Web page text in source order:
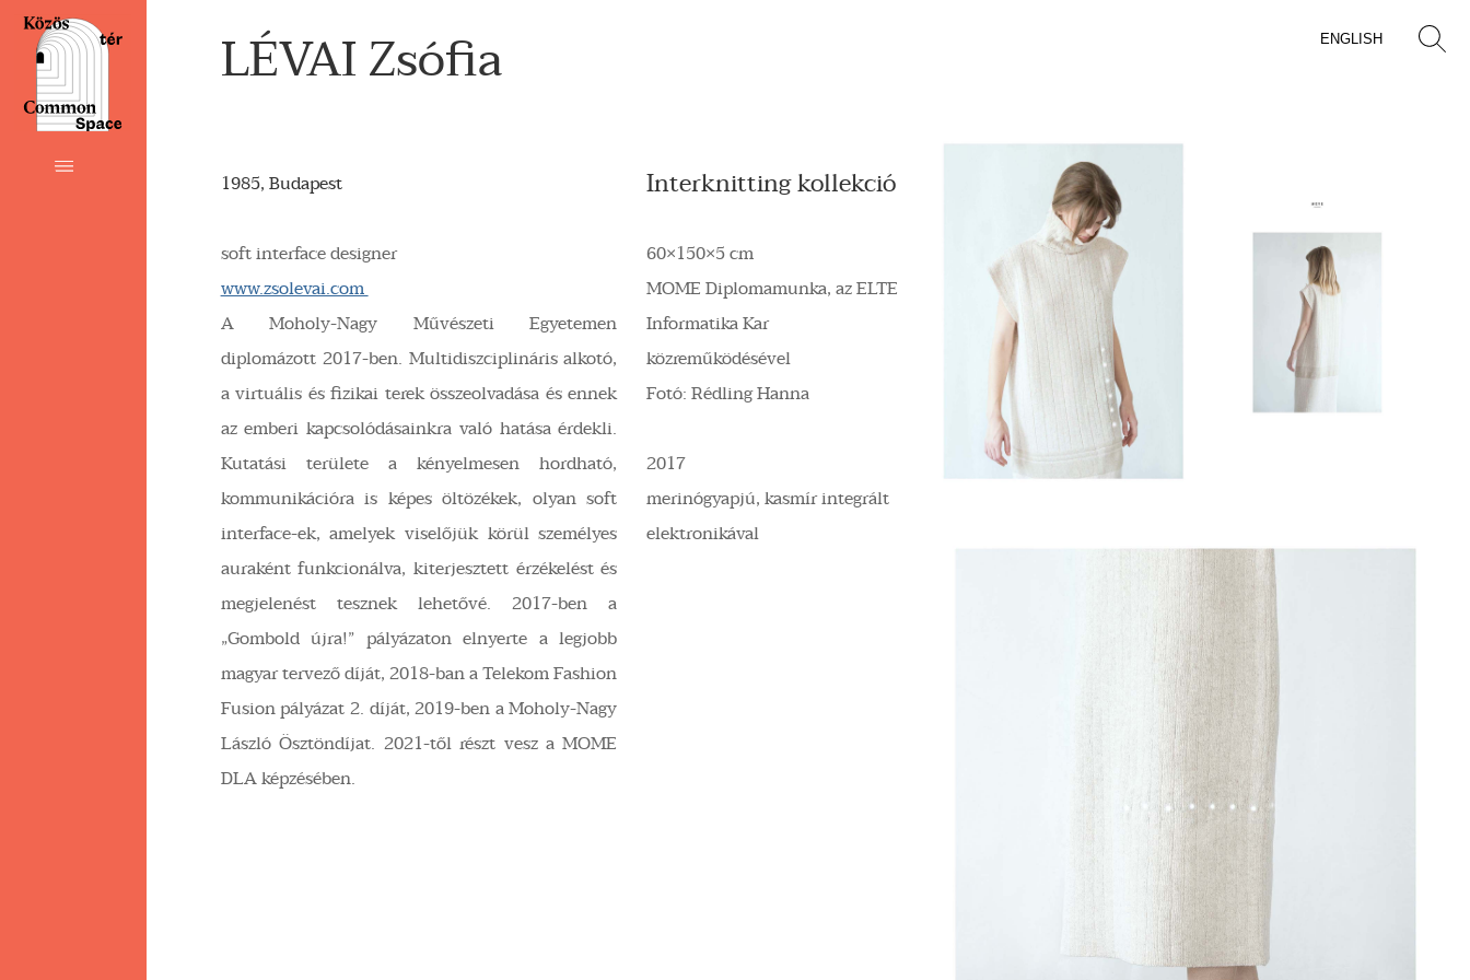
ENGLISH
LÉVAI Zsófia
1985, Budapest
soft interface designer
www.zsolevai.com
A Moholy-Nagy Művészeti Egyetemen
diplomázott 2017-ben. Multidiszciplináris alkotó,
a virtuális és fizikai terek összeolvadása és ennek
az emberi kapcsolódásainkra való hatása érdekli.
Kutatási területe a kényelmesen hordható,
kommunikációra is képes öltözékek, olyan soft
interface-ek, amelyek viselőjük körül személyes
auraként funkcionálva, kiterjesztett érzékelést és
megjelenést tesznek lehetővé. 2017-ben a
„Gombold újra!” pályázaton elnyerte a legjobb
magyar tervező díját, 2018-ban a Telekom Fashion
Fusion pályázat 2. díját, 2019-ben a Moholy-Nagy
László Ösztöndíjat. 2021-től részt vesz a MOME
DLA képzésében.
Interknitting kollekció
60×150×5 cm
MOME Diplomamunka, az ELTE
Informatika Kar
közreműködésével
Fotó: Rédling Hanna
2017
merinógyapjú, kasmír integrált
elektronikával